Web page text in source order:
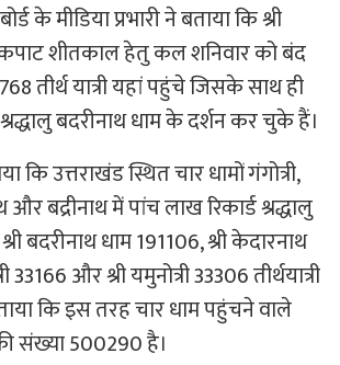
के मीडिया प्रभारी ने बताया कि श्री
शीतकाल हेतु कल शनिवार को बंद
तीर्थ यात्री यहां पहुंचे जिसके साथ ही
बदरीनाथ धाम के दर्शन कर चुके हैं।
कि उत्तराखंड स्थित चार धामों गंगोत्री,
और बद्रीनाथ में पांच लाख रिकार्ड श्रद्धालु
बदरीनाथ धाम 191106, श्री केदारनाथ
33166 और श्री यमुनोत्री 33306 तीर्थयात्री
कि इस तरह चार धाम पहुंचने वाले
संख्या 500290 है।